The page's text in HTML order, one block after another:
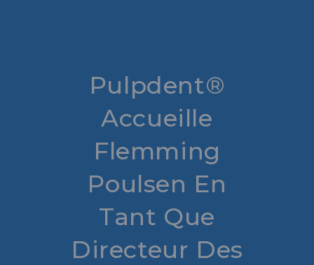
Pulpdent®
Accueille
Flemming
Poulsen En
Tant Que
Directeur Des